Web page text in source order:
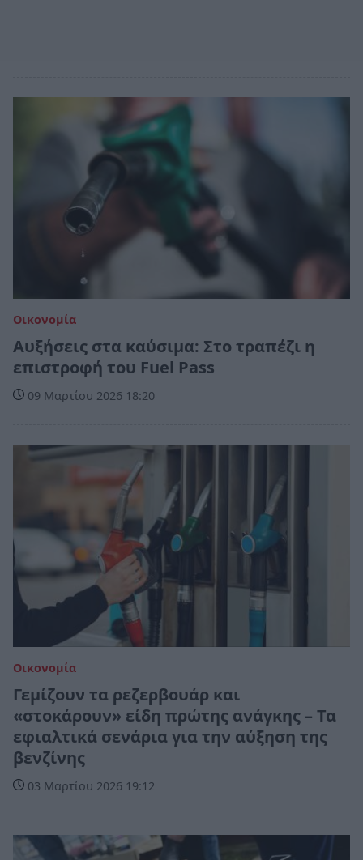
Οικονομία
Αυξήσεις στα καύσιμα: Στο τραπέζι η
επιστροφή του Fuel Pass
09 Μαρτίου 2026 18:20
Οικονομία
Γεμίζουν τα ρεζερβουάρ και
«στοκάρουν» είδη πρώτης ανάγκης – Τα
εφιαλτικά σενάρια για την αύξηση της
βενζίνης
03 Μαρτίου 2026 19:12